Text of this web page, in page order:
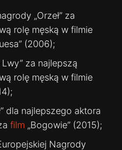
„Orzeł” za
rolę męską w filmie
(2006);
Lwy” za najlepszą
rolę męską w filmie
dla najlepszego aktora
film „Bogowie” (2015);
Nagrody